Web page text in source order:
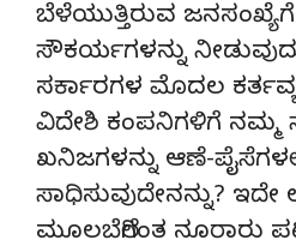
ಬೆಳೆಯುತ್ತಿರುವ
ಸೌಕರ್ಯಗಳನ್ನು
ಸರ್ಕಾರಗಳ ಮೊದಲ
ವಿದೇಶಿ ಕಂಪನಿಗಳಿಗೆ ನಮ್ಮ
ಖನಿಜಗಳನ್ನು ಆಣೆ-
ಸಾಧಿಸುವುದೇನನ್ನು? ಇದೇ
ಮೂಲಬೆಲೆಗಿಂತ ನೂರಾರು